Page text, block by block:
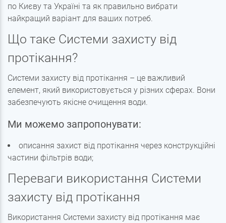
по Києву та Україні та як правильно вибрати
найкращий варіант для ваших потреб.
Що таке Системи захисту від
протікання?
Системи захисту від протікання – це важливий
елемент, який використовується у різних сферах. Вони
забезпечують якісне очищення води.
Ми можемо запропонувати:
описання захист від протікання через конструкційні
частини фільтрів води;
Переваги використання Системи
захисту від протікання
Використання Системи захисту від протікання має